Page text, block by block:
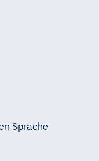
Sprache